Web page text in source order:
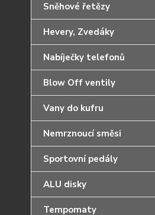
Sněhové řetězy
Hevery, Zvedáky
Nabíječky telefonů
Blow Off ventily
Vany do kufru
Nemrznoucí směsi
Sportovní pedály
ALU disky
Tempomaty